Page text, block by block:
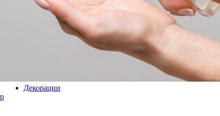
Декорации